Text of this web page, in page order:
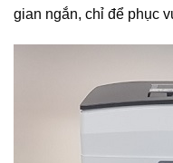
gian ngắn, chỉ để phục